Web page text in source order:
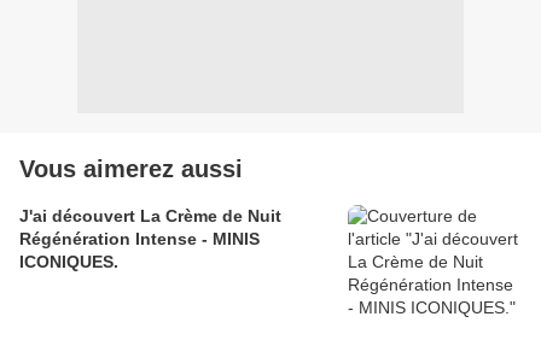
Vous aimerez aussi
J'ai découvert La Crème de Nuit
Régénération Intense - MINIS
ICONIQUES.